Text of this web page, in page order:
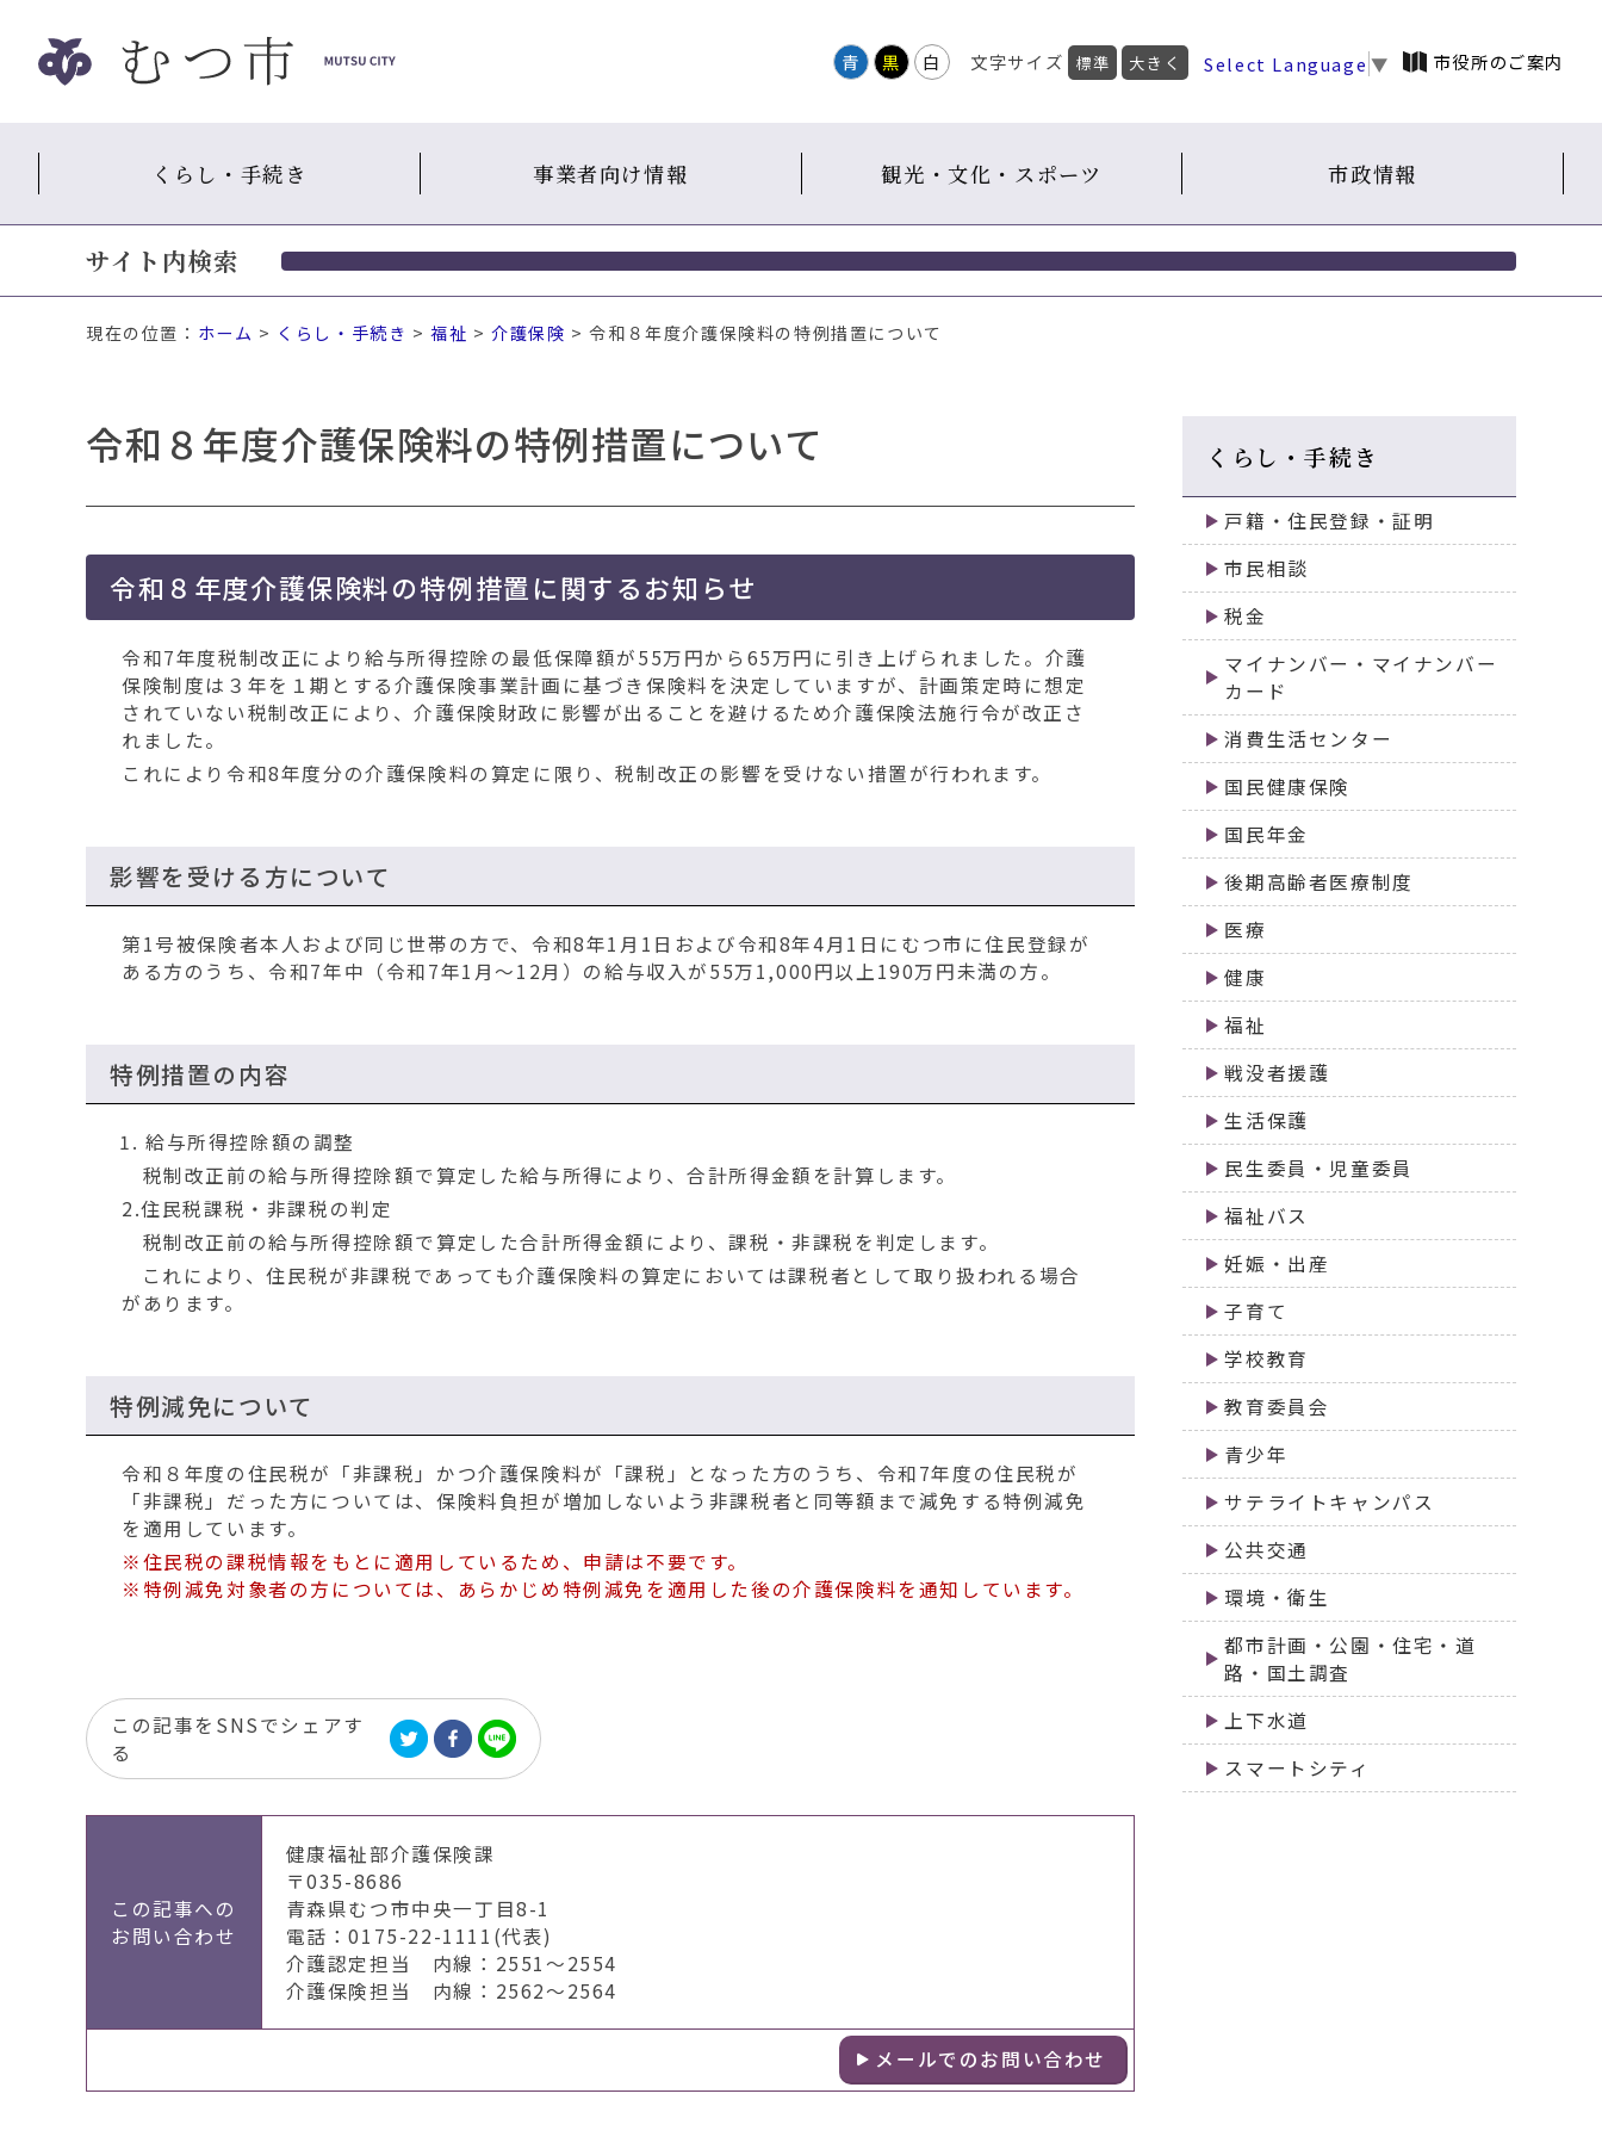
ッ
青 黒 白 文字サイズ 標準 大きく Select Language ▼ 市役所のご案内
くらし・手続き 事業者向け情報 観光・文化・スポーツ 市政情報
サイト内検索
現在の位置： ホーム > くらし・手続き >福祉 >介護保険 > 令和８年度介護保険料の特例措置について
令和８年度介護保険料の特例措置について
令和８年度介護保険料の特例措置に関するお知らせ
令和7年度税制改正により給与所得控除の最低保障額が55万円から65万円に引き上げられました。介護
保険制度は３年を１期とする介護保険事業計画に基づき保険料を決定していますが、計画策定時に想定
されていない税制改正により、介護保険財政に影響が出ることを避けるため介護保険法施行令が改正さ
れました。
これにより令和8年度分の介護保険料の算定に限り、税制改正の影響を受けない措置が行われます。
影響を受ける方について
第1号被保険者本人および同じ世帯の方で、令和8年1月1日および令和8年4月1日にむつ市に住民登録が
ある方のうち、令和7年中（令和7年1月～12月）の給与収入が55万1,000円以上190万円未満の方。
特例措置の内容
給与所得控除額の調整
税制改正前の給与所得控除額で算定した給与所得により、合計所得金額を計算します。
2.住民税課税・非課税の判定
税制改正前の給与所得控除額で算定した合計所得金額により、課税・非課税を判定します。
これにより、住民税が非課税であっても介護保険料の算定においては課税者として取り扱われる場合
があります。
特例減免について
令和８年度の住民税が「非課税」かつ介護保険料が「課税」となった方のうち、令和7年度の住民税が
「非課税」だった方については、保険料負担が増加しないよう非課税者と同等額まで減免する特例減免
を適用しています。
※住民税の課税情報をもとに適用しているため、申請は不要です。
※特例減免対象者の方については、あらかじめ特例減免を適用した後の介護保険料を通知しています。
この記事をSNSでシェアす
る
この記事への
お問い合わせ
健康福祉部介護保険課
〒035-8686
青森県むつ市中央一丁目8-1
電話：0175-22-1111(代表)
介護認定担当 内線：2551～2554
介護保険担当 内線：2562～2564
メールでのお問い合わせ
くらし・手続き
戸籍・住民登録・証明
市民相談
税金
マイナンバー・マイナンバー
カード
消費生活センター
国民健康保険
国民年金
後期高齢者医療制度
医療
健康
福祉
戦没者援護
生活保護
民生委員・児童委員
福祉バス
妊娠・出産
子育て
学校教育
教育委員会
青少年
サテライトキャンパス
公共交通
環境・衛生
都市計画・公園・住宅・道
路・国土調査
上下水道
スマートシティ